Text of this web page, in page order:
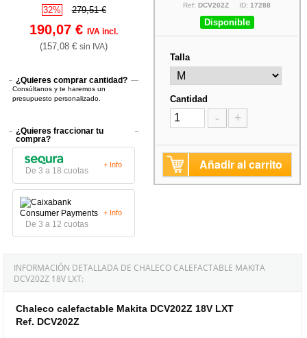
32% 279,51 €
190,07 €IVA incl.
(157,08 €sin IVA)
¿Quieres comprar cantidad?
Consúltanos y te haremos un
presupuesto personalizado.
¿Quieres fraccionar tu
compra?
De 3 a 18 cuotas
+ Info
De 3 a 12 cuotas
+ Info
Ref:DCV202Z ID:17288
Disponible
Talla
Cantidad
- +
Añadir al carrito
INFORMACIÓN DETALLADA DE CHALECO CALEFACTABLE MAKITA
DCV202Z 18V LXT:
Chaleco calefactable Makita DCV202Z 18V LXT
Ref. DCV202Z